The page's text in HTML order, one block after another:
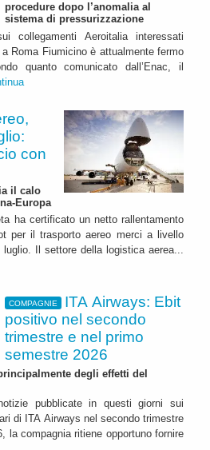
procedure dopo l’anomalia al
sistema di pressurizzazione
collegamenti Aeroitalia interessati
Roma Fiumicino è attualmente fermo
quanto comunicato dall’Enac, il
con
il calo
Europa
ha certificato un netto rallentamento
per il trasporto aereo merci a livello
Il settore della logistica aerea...
COMPAGNIE
ITA Airways: Ebit
positivo nel secondo
trimestre e nel primo
semestre 2026
degli effetti del
pubblicate in questi giorni sui
di ITA Airways nel secondo trimestre
la compagnia ritiene opportuno fornire